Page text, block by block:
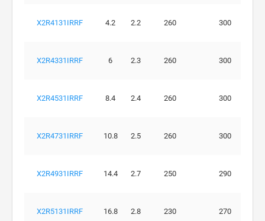
X2R4131IRRF 4.2 2.2 260 300
X2R4331IRRF 6 2.3 260 300
X2R4531IRRF 8.4 2.4 260 300
X2R4731IRRF 10.8 2.5 260 300
X2R4931IRRF 14.4 2.7 250 290
X2R5131IRRF 16.8 2.8 230 270